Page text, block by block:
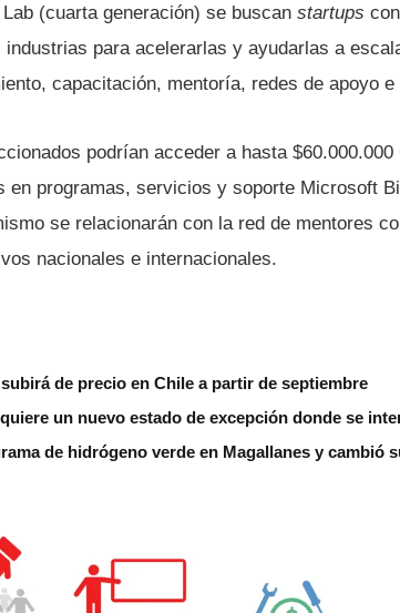
(cuarta generación) se buscan startups
para acelerarlas y ayudarlas a
capacitación, mentorí­a, redes de apoyo e
podrí­an acceder a hasta
en programas, servicios y soporte Microsoft
se relacionarán con la red de mentores
nacionales e internacionales.
de precio en Chile a partir de septiembre
un nuevo estado de excepción donde se
de hidrógeno verde en Magallanes y cambió